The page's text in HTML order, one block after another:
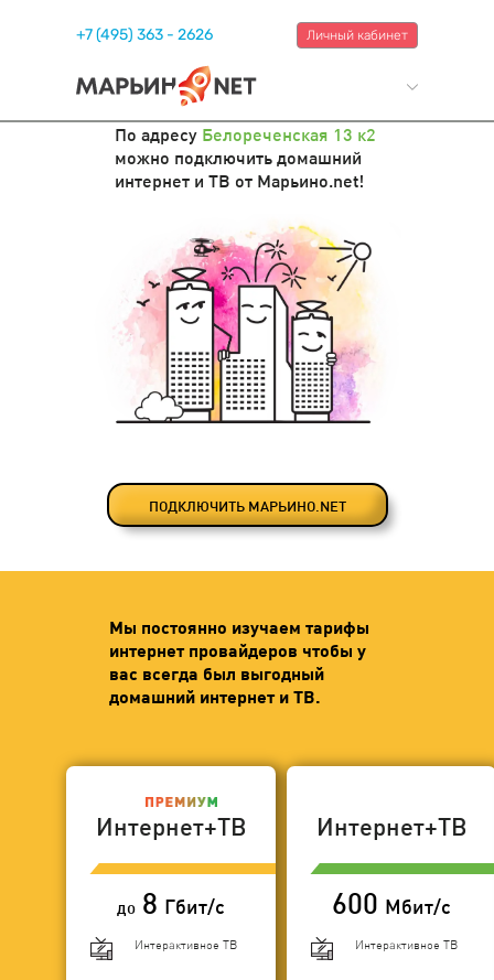
+7 (495) 363 - 2626 Личный кабинет
По адресу Белореченская 13 к2
можно подключить домашний
интернет и ТВ от Марьино.net!
ПОДКЛЮЧИТЬ МАРЬИНО.NET
Мы постоянно изучаем тарифы
интернет провайдеров чтобы у
вас всегда был выгодный
домашний интернет и ТВ.
Интернет+ТВ
до 8 Гбит/с
Интерактивное ТВ
Интернет+ТВ
600 Мбит/с
Интерактивное ТВ